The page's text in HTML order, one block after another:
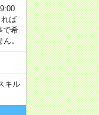
ば
で希
。
キル